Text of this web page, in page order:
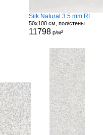
Silk Natural 3.5 mm Rt
50x100 см, пол/стены
11798р/м²